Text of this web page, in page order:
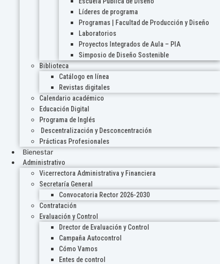
Líderes de programa
Programas | Facultad de Producción y Diseño
Laboratorios
Proyectos Integrados de Aula – PIA
Simposio de Diseño Sostenible
Biblioteca
Catálogo en línea
Revistas digitales
Calendario académico
Educación Digital
Programa de Inglés
Descentralización y Desconcentración
Prácticas Profesionales
Bienestar
Administrativo
Vicerrectora Administrativa y Financiera
Secretaría General
Convocatoria Rector 2026-2030
Contratación
Evaluación y Control
Drector de Evaluación y Control
Campaña Autocontrol
Cómo Vamos
Entes de control